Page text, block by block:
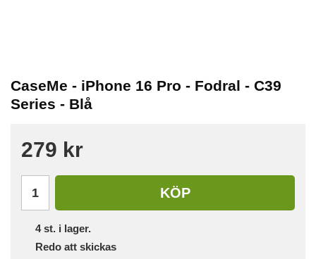
CaseMe - iPhone 16 Pro - Fodral - C39
Series - Blå
279 kr
KÖP
4st. i lager.
Redo att skickas